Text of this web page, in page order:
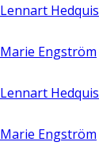
Lennart
Marie Engström
Lennart
Marie Engström